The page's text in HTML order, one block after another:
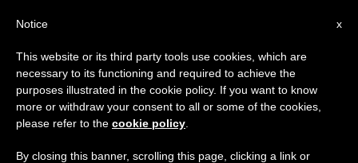
La audiencia bajo la lluvia del
papa Francisco
×
Aviso importante
Del 27 de julio al 7 de agosto haremos la pausa
anual, aprovechando que en el periodo de verano
se generan menos informaciones y también el
x
Notice
This website or its third party tools use cookies, which are
necessary to its functioning and required to achieve the
purposes illustrated in the cookie policy. If you want to know
more or withdraw your consent to all or some of the cookies,
please refer to the cookie policy
By closing this banner, scrolling this page, clicking a link or